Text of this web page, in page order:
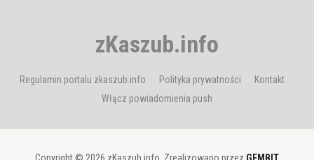
zKaszub.info
Regulamin portalu zkaszub.info Polityka prywatności
Kontakt
Włącz powiadomienia push